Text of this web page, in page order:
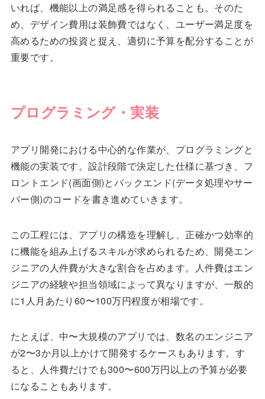
いれば、機能以上の満足感を得られることも。そのた
め、デザイン費用は装飾費ではなく、ユーザー満足度を
高めるための投資と捉え、適切に予算を配分することが
重要です。
プログラミング・実装
アプリ開発における中心的な作業が、プログラミングと
機能の実装です。設計段階で決定した仕様に基づき、フ
ロントエンド(画面側)とバックエンド(データ処理やサー
バー側)のコードを書き進めていきます。
この工程には、アプリの構造を理解し、正確かつ効率的
に機能を組み上げるスキルが求められるため、開発エン
ジニアの人件費が大きな割合を占めます。人件費はエン
ジニアの経験や担当領域によって異なりますが、一般的
に1人月あたり60〜100万円程度が相場です。
たとえば、中〜大規模のアプリでは、数名のエンジニア
が2〜3か月以上かけて開発するケースもあります。す
ると、人件費だけでも300〜600万円以上の予算が必要
になることもあります。